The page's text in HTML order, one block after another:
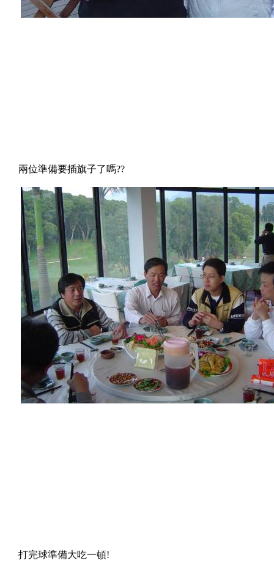
兩位準備要插旗子了嗎??
打完球準備大吃一頓!